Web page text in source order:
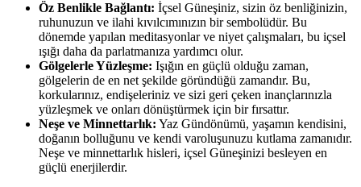
Öz Benlikle Bağlantı: İçsel Güneşiniz, sizin öz benliğinizin,
ruhunuzun ve ilahi kıvılcımınızın bir sembolüdür. Bu
dönemde yapılan meditasyonlar ve niyet çalışmaları, bu içsel
ışığı daha da parlatmanıza yardımcı olur.
Gölgelerle Yüzleşme: Işığın en güçlü olduğu zaman,
gölgelerin de en net şekilde göründüğü zamandır. Bu,
korkularınız, endişeleriniz ve sizi geri çeken inançlarınızla
yüzleşmek ve onları dönüştürmek için bir fırsattır.
Neşe ve Minnettarlık: Yaz Gündönümü, yaşamın kendisini,
doğanın bolluğunu ve kendi varoluşunuzu kutlama zamanıdır.
Neşe ve minnettarlık hisleri, içsel Güneşinizi besleyen en
güçlü enerjilerdir.